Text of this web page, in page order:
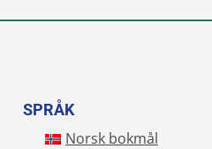
SPRÅK
Norsk bokmål